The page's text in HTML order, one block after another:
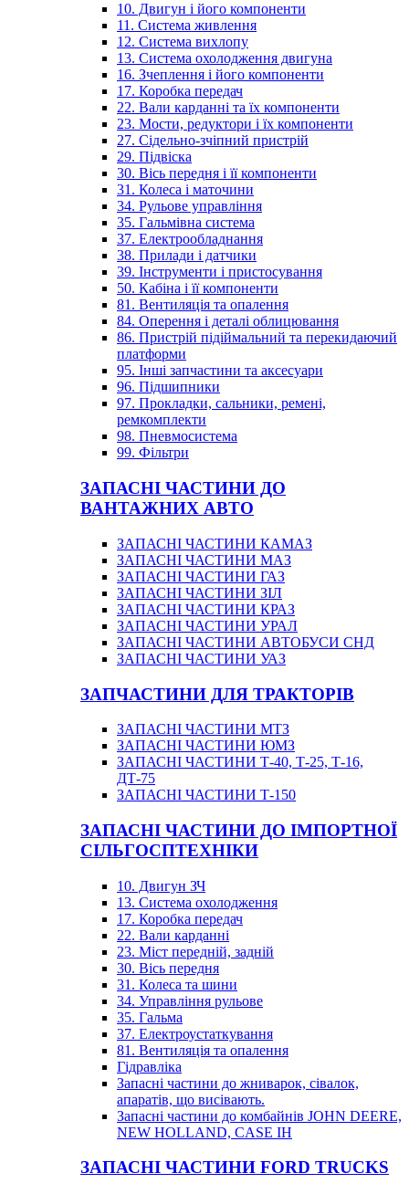
10. Двигун і його компоненти
11. Система живлення
12. Система вихлопу
13. Система охолодження двигуна
16. Зчеплення і його компоненти
17. Коробка передач
22. Вали карданні та їх компоненти
23. Мости, редуктори і їх компоненти
27. Сідельно-зчіпний пристрій
29. Підвіска
30. Вісь передня і її компоненти
31. Колеса і маточини
34. Рульове управління
35. Гальмівна система
37. Електрообладнання
38. Прилади і датчики
39. Інструменти і пристосування
50. Кабіна і її компоненти
81. Вентиляція та опалення
84. Оперення і деталі облицювання
86. Пристрій підіймальний та перекидаючий
платформи
95. Інші запчастини та аксесуари
96. Підшипники
97. Прокладки, сальники, ремені,
ремкомплекти
98. Пневмосистема
99. Фільтри
ЗАПАСНІ ЧАСТИНИ ДО
ВАНТАЖНИХ АВТО
ЗАПАСНІ ЧАСТИНИ КАМАЗ
ЗАПАСНІ ЧАСТИНИ МАЗ
ЗАПАСНІ ЧАСТИНИ ГАЗ
ЗАПАСНІ ЧАСТИНИ ЗІЛ
ЗАПАСНІ ЧАСТИНИ КРАЗ
ЗАПАСНІ ЧАСТИНИ УРАЛ
ЗАПАСНІ ЧАСТИНИ АВТОБУСИ СНД
ЗАПАСНІ ЧАСТИНИ УАЗ
ЗАПЧАСТИНИ ДЛЯ ТРАКТОРІВ
ЗАПАСНІ ЧАСТИНИ МТЗ
ЗАПАСНІ ЧАСТИНИ ЮМЗ
ЗАПАСНІ ЧАСТИНИ Т-40, Т-25, Т-16,
ДТ-75
ЗАПАСНІ ЧАСТИНИ Т-150
ЗАПАСНІ ЧАСТИНИ ДО ІМПОРТНОЇ
СІЛЬГОСПТЕХНІКИ
10. Двигун ЗЧ
13. Система охолодження
17. Коробка передач
22. Вали карданні
23. Міст передній, задній
30. Вісь передня
31. Колеса та шини
34. Управління рульове
35. Гальма
37. Електроустаткування
81. Вентиляція та опалення
Гідравліка
Запасні частини до жниварок, сівалок,
апаратів, що висівають.
Запасні частини до комбайнів JOHN DEERE,
NEW HOLLAND, CASE IH
ЗАПАСНІ ЧАСТИНИ FORD TRUCKS